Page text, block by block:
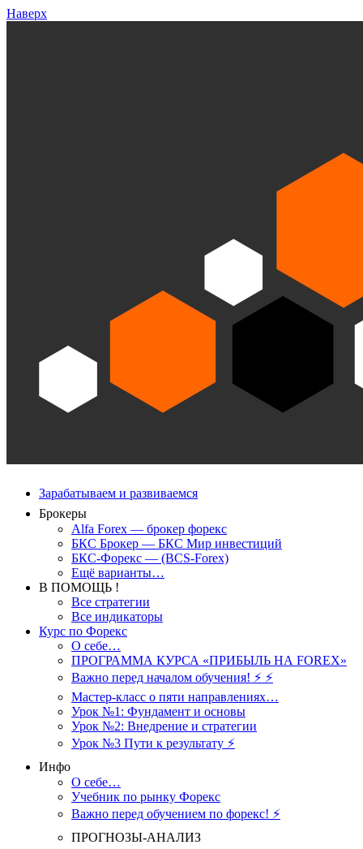
Наверх
Зарабатываем и развиваемся
Брокеры
Alfa Forex — брокер форекс
БКС Брокер — БКС Мир инвестиций
БКС-Форекс — (BCS-Forex)
Ещё варианты…
В ПОМОЩЬ !
Все стратегии
Все индикаторы
Курс по Форекс
О себе…
ПРОГРАММА КУРСА «ПРИБЫЛЬ НА FOREX»
Важно перед началом обучения! ⚡ ⚡
Мастер-класс о пяти направлениях…
Урок №1: Фундамент и основы
Урок №2: Внедрение и стратегии
Урок №3 Пути к результату ⚡️
Инфо
О себе…
Учебник по рынку Форекс
Важно перед обучением по форекс! ⚡
ПРОГНОЗЫ-АНАЛИЗ